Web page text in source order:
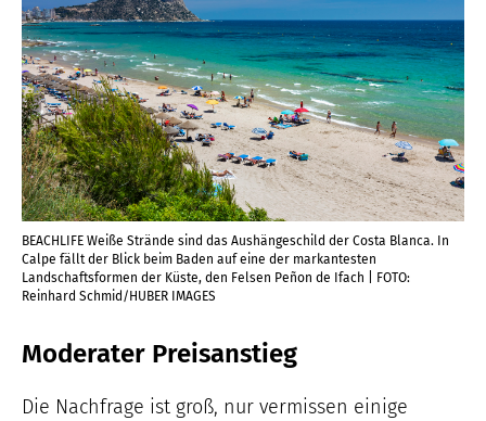
BEACHLIFE Weiße Strände sind das Aushängeschild der Costa Blanca. In
Calpe fällt der Blick beim Baden auf eine der markantesten
Landschaftsformen der Küste, den Felsen Peñon de Ifach | FOTO:
Reinhard Schmid/HUBER IMAGES
Moderater Preisanstieg
Die Nachfrage ist groß, nur vermissen einige